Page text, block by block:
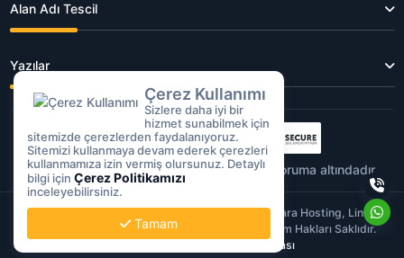
Alan Adı Tescil
Yazılar
Tüm işlemleriniz 256BitSSL sertifikası ile koruma altındadır.
Copyright © 2026 MERGENSOFT | Hosting, Ankara Hosting, Linux
Hosting, Bayi Hosting, Domain, VDS Sunucu | Tüm Hakları Saklıdır.
Gizlilik Politikası
Çerez Kullanımı
Sizlere daha iyi bir
hizmet sunabilmek için
sitemizde çerezlerden faydalanıyoruz.
Sitemizi kullanmaya devam ederek çerezleri
kullanmamıza izin vermiş olursunuz. Detaylı
bilgi için Çerez Politikamızı
inceleyebilirsiniz.
Tamam